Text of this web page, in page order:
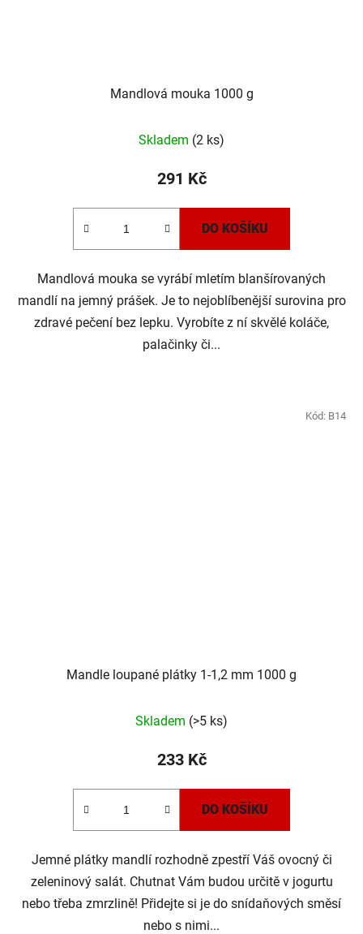
Mandlová mouka 1000 g
Skladem (2 ks)
291 Kč
DO KOŠÍKU
Mandlová mouka se vyrábí mletím blanšírovaných
mandlí na jemný prášek. Je to nejoblíbenější surovina pro
zdravé pečení bez lepku. Vyrobíte z ní skvělé koláče,
palačinky či...
Mandle loupané plátky 1-1,2 mm 1000 g
Skladem (>5 ks)
233 Kč
DO KOŠÍKU
Jemné plátky mandlí rozhodně zpestří Váš ovocný či
zeleninový salát. Chutnat Vám budou určitě v jogurtu
nebo třeba zmrzlině! Přidejte si je do snídaňových směsí
nebo s nimi...
Kód: B14